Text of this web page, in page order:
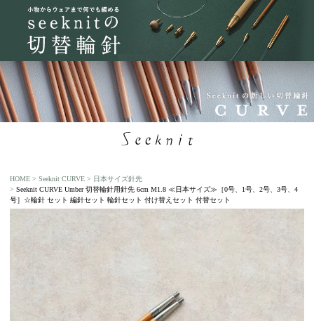
HOME Seeknit CURVE
日本サイズ針先
Seeknit CURVE Umber 切替輪針用針先 6cm M1.8 ≪日本サイズ≫［0号、1号、2号、3号、4
号］☆輪針 セット 編針セット 輪針セット 付け替えセット 付替セット